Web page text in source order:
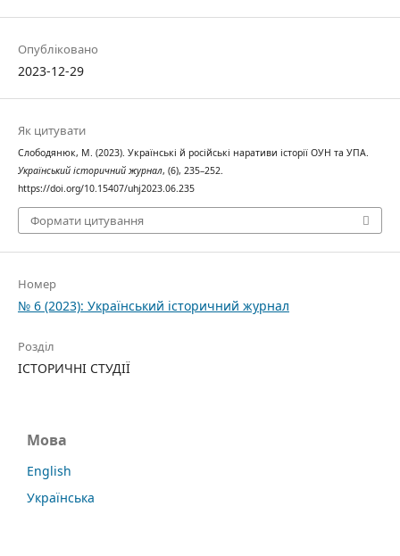
Опубліковано
2023-12-29
Як цитувати
Слободянюк, М. (2023). Українські й російські наративи історії ОУН та УПА.
Український історичний журнал, (6), 235–252.
https://doi.org/10.15407/uhj2023.06.235
Формати цитування
Номер
№ 6 (2023): Український історичний журнал
Розділ
ІСТОРИЧНІ СТУДІЇ
Мова
English
Українська